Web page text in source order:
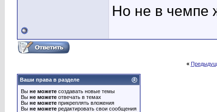
Но не в чемпе
«
Ваши права в разделе
Вы не можете создавать новые темы
Вы не можете отвечать в темах
Вы не можете прикреплять вложения
Вы не можете редактировать свои сообщения